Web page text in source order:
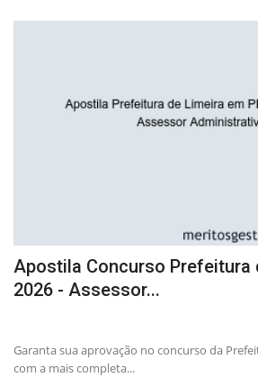
Apostila Concurso Prefeitura
2026 - Assessor...
Garanta sua aprovação no concurso da
com a mais completa...